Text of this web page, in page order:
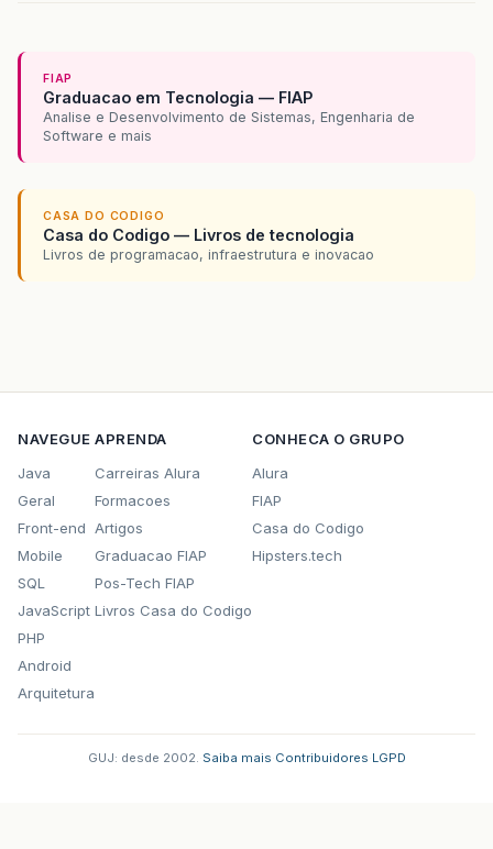
FIAP
Graduacao em Tecnologia — FIAP
Analise e Desenvolvimento de Sistemas, Engenharia de
Software e mais
CASA DO CODIGO
Casa do Codigo — Livros de tecnologia
Livros de programacao, infraestrutura e inovacao
NAVEGUE
Java
Geral
Front-end
Mobile
SQL
JavaScript
PHP
Android
Arquitetura
APRENDA
Carreiras Alura
Formacoes
Artigos
Graduacao FIAP
Pos-Tech FIAP
Livros Casa do Codigo
CONHECA O GRUPO
Alura
FIAP
Casa do Codigo
Hipsters.tech
GUJ: desde 2002. Saiba mais Contribuidores LGPD